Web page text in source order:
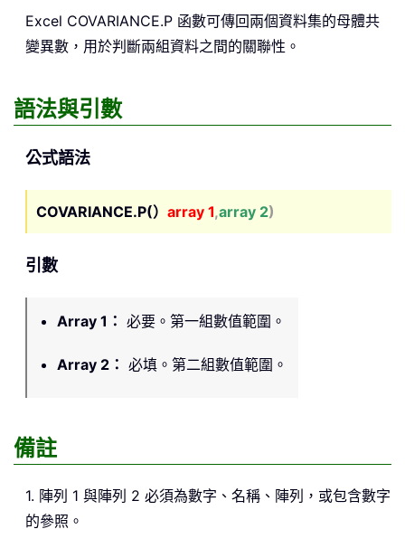
Excel COVARIANCE.P 函數可傳回兩個資料集的母體共
變異數，用於判斷兩組資料之間的關聯性。
語法與引數
公式語法
COVARIANCE.P(） array 1,array 2)
引數
Array 1 ： 必要。第一組數值範圍。
Array 2 ： 必填。第二組數值範圍。
備註
1. 陣列 1 與陣列 2 必須為數字、名稱、陣列，或包含數字
的參照。